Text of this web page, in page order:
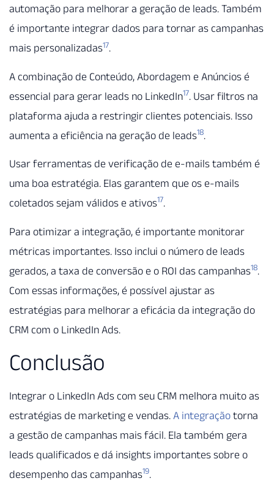
automação para melhorar a geração de leads. Também
é importante integrar dados para tornar as campanhas
mais personalizadas17.
A combinação de Conteúdo, Abordagem e Anúncios é
essencial para gerar leads no LinkedIn17. Usar filtros na
plataforma ajuda a restringir clientes potenciais. Isso
aumenta a eficiência na geração de leads18.
Usar ferramentas de verificação de e-mails também é
uma boa estratégia. Elas garantem que os e-mails
coletados sejam válidos e ativos17.
Para otimizar a integração, é importante monitorar
métricas importantes. Isso inclui o número de leads
gerados, a taxa de conversão e o ROI das campanhas18.
Com essas informações, é possível ajustar as
estratégias para melhorar a eficácia da integração do
CRM com o LinkedIn Ads.
Conclusão
Integrar o LinkedIn Ads com seu CRM melhora muito as
estratégias de marketing e vendas. A integração torna
a gestão de campanhas mais fácil. Ela também gera
leads qualificados e dá insights importantes sobre o
desempenho das campanhas19.